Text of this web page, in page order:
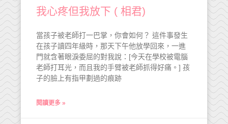
我心疼但我放下 ( 相君)
當孩子被老師打一巴掌，你會如何？ 這件事發生
在孩子讀四年級時，那天下午他放學回來，一進
門就含著眼淚委屈的對我說：[今天在學校被電腦
老師打耳光，而且我的手臂被老師抓得好痛。] 孩
子的臉上有指甲劃過的痕跡
閱讀更多 »